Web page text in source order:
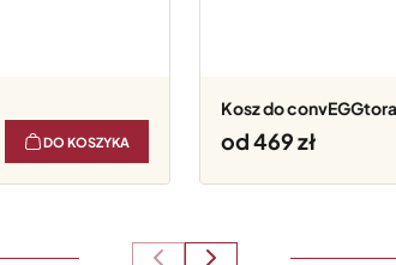
DO KOSZYKA
Kosz do
od 469